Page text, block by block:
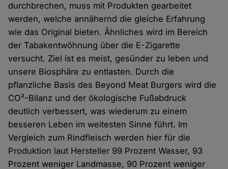
durchbrechen, muss mit Produkten gearbeitet
werden, welche annähernd die gleiche Erfahrung
wie das Original bieten. Ähnliches wird im Bereich
der Tabakentwöhnung über die E-Zigarette
versucht. Ziel ist es meist, gesünder zu leben und
unsere Biosphäre zu entlasten. Durch die
pflanzliche Basis des Beyond Meat Burgers wird die
CO²-Bilanz und der ökologische Fußabdruck
deutlich verbessert, was wiederum zu einem
besseren Leben im weitesten Sinne führt. Im
Vergleich zum Rindfleisch werden hier für die
Produktion laut Hersteller 99 Prozent Wasser, 93
Prozent weniger Landmasse, 90 Prozent weniger